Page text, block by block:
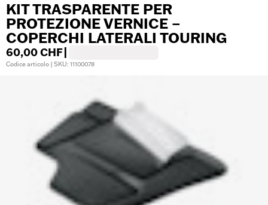
KIT TRASPARENTE PER
PROTEZIONE VERNICE –
COPERCHI LATERALI TOURING
60,00 CHF
Codice articolo | SKU: 11100078